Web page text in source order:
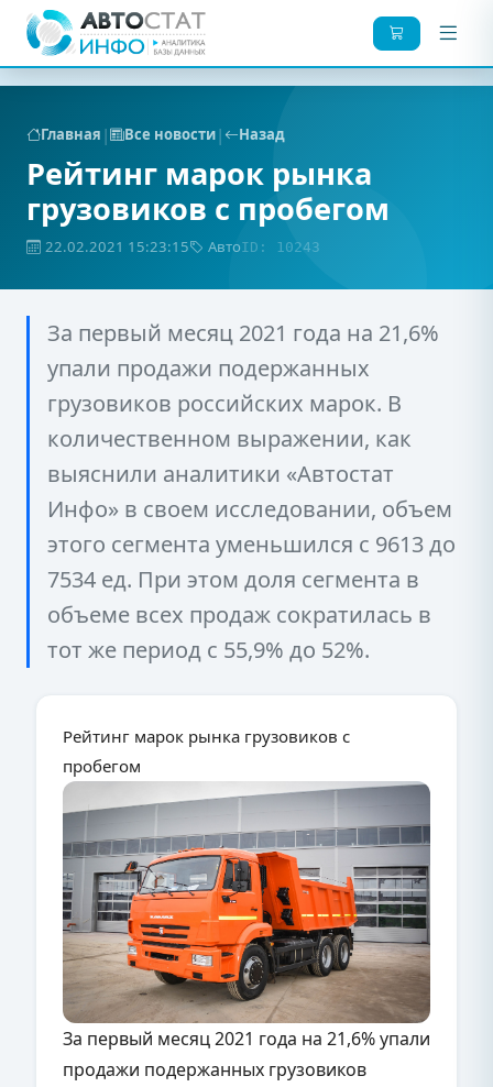
Главная | Все новости| Назад
Рейтинг марок рынка
грузовиков с пробегом
22.02.2021 15:23:15 АвтоID: 10243
За первый месяц 2021 года на 21,6%
упали продажи подержанных
грузовиков российских марок. В
количественном выражении, как
выяснили аналитики «Автостат
Инфо» в своем исследовании, объем
этого сегмента уменьшился с 9613 до
7534 ед. При этом доля сегмента в
объеме всех продаж сократилась в
тот же период с 55,9% до 52%.
Рейтинг марок рынка грузовиков с
пробегом
За первый месяц 2021 года на 21,6% упали
продажи подержанных грузовиков